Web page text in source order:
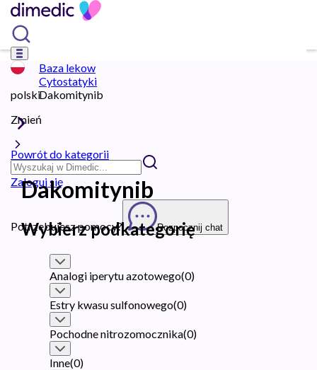
polski
Zmień
Zaloguj się
Potrzebujesz pomocy? Rozpocznij chat
Baza lekow
Cytostatyki
Dakomitynib
Powrót do kategorii
Dakomitynib
Wybierz podkategorię
Analogi iperytu azotowego(0)
Estry kwasu sulfonowego(0)
Pochodne nitrozomocznika(0)
Inne(0)